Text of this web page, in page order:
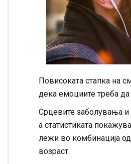
Повисоката стапка на
дека емоциите треба да
Срцевите заболувања и
а статистиката
лежи во комбинација
возраст.